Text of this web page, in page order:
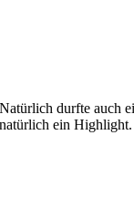
Natürlich durfte auch
natürlich ein Highlight.